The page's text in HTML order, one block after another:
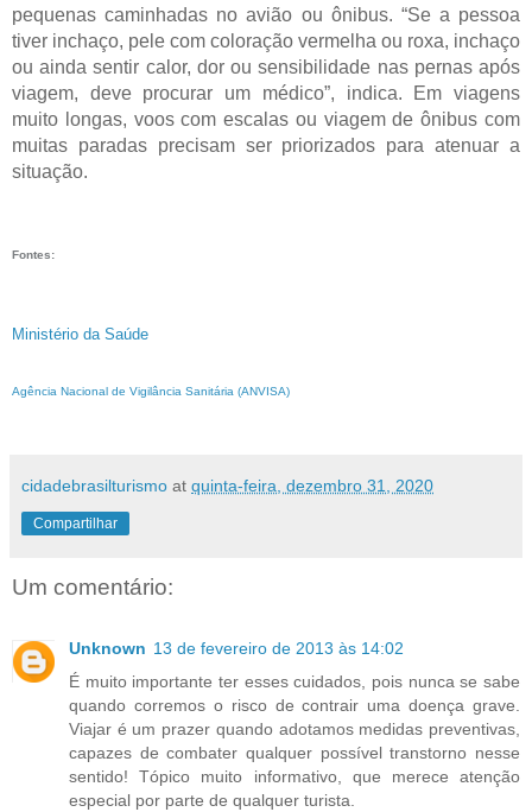
pequenas caminhadas no avião ou ônibus. “Se a pessoa
tiver inchaço, pele com coloração vermelha ou roxa, inchaço
ou ainda sentir calor, dor ou sensibilidade nas pernas após
viagem, deve procurar um médico”, indica. Em viagens
muito longas, voos com escalas ou viagem de ônibus com
muitas paradas precisam ser priorizados para atenuar a
situação.
Fontes:
Ministério da Saúde
Agência Nacional de Vigilância Sanitária (ANVISA)
cidadebrasilturismo at quinta-feira, dezembro 31, 2020
Compartilhar
Um comentário:
Unknown 13 de fevereiro de 2013 às 14:02
É muito importante ter esses cuidados, pois nunca se sabe
quando corremos o risco de contrair uma doença grave.
Viajar é um prazer quando adotamos medidas preventivas,
capazes de combater qualquer possível transtorno nesse
sentido! Tópico muito informativo, que merece atenção
especial por parte de qualquer turista.